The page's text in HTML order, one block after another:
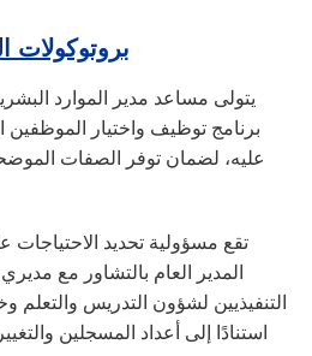
بروتوكولات
برنامج توظيف واختيار الموظفين
عليه، لضمان توفر الصفات
المدير العام بالتشاور مع
التنفيذيين لشؤون التدريس
استنادًا إلى أعداد المسجلين